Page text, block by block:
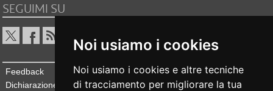
Noi usiamo i cookies
Noi usiamo i cookies e altre tecniche
di tracciamento per migliorare la tua
SEGUIMI SU
Feedback
Dichiarazione di accessibilità